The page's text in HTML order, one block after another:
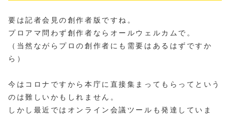
要は記者会見の創作者版ですね。
プロアマ問わず創作者ならオールウェルカムで。
（当然ながらプロの創作者にも需要はあるはずですか
ら）
今はコロナですから本庁に直接集まってもらってという
のは難しいかもしれません。
しかし最近ではオンライン会議ツールも発達していま